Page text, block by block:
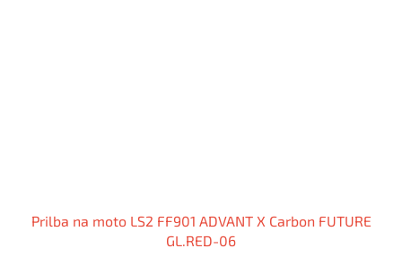
Prilba na moto LS2 FF901 ADVANT X Carbon FUTURE
GL.RED-06